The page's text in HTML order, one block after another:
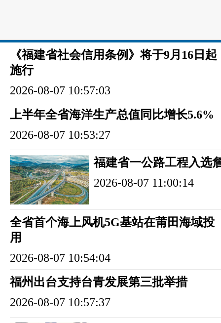
《福建省社会信用条例》将于9月16日起
施行
2026-08-07 10:57:03
上半年全省海洋生产总值同比增长5.6%
2026-08-07 10:53:27
福建省一公路工程入选
2026-08-07 11:00:14
全省首个海上风机5G基站在莆田海域投
用
2026-08-07 10:54:04
福州出台支持台青发展第三批举措
2026-08-07 10:57:37